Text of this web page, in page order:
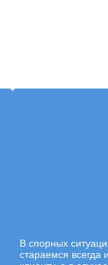
В спорных
стараемся всегда